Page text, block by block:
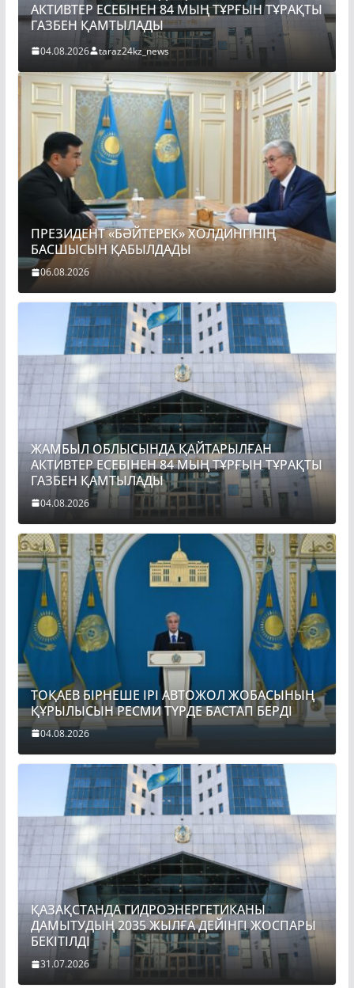
АКТИВТЕР ЕСЕБІНЕН 84 МЫҢ ТҰРҒЫН ТҰРАҚТЫ
ГАЗБЕН ҚАМТЫЛАДЫ
04.08.2026 taraz24kz_news
ПРЕЗИДЕНТ «БӘЙТЕРЕК» ХОЛДИНГІНІҢ
БАСШЫСЫН ҚАБЫЛДАДЫ
06.08.2026
ЖАМБЫЛ ОБЛЫСЫНДА ҚАЙТАРЫЛҒАН
АКТИВТЕР ЕСЕБІНЕН 84 МЫҢ ТҰРҒЫН ТҰРАҚТЫ
ГАЗБЕН ҚАМТЫЛАДЫ
04.08.2026
ТОҚАЕВ БІРНЕШЕ ІРІ АВТОЖОЛ ЖОБАСЫНЫҢ
ҚҰРЫЛЫСЫН РЕСМИ ТҮРДЕ БАСТАП БЕРДІ
04.08.2026
ҚАЗАҚСТАНДА ГИДРОЭНЕРГЕТИКАНЫ
ДАМЫТУДЫҢ 2035 ЖЫЛҒА ДЕЙІНГІ ЖОСПАРЫ
БЕКІТІЛДІ
31.07.2026